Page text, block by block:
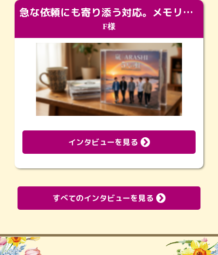
急な依頼にも寄り添う対応。メモリアルコーナーで振り返る大切な日々
F様
インタビューを見る
すべてのインタビューを見る